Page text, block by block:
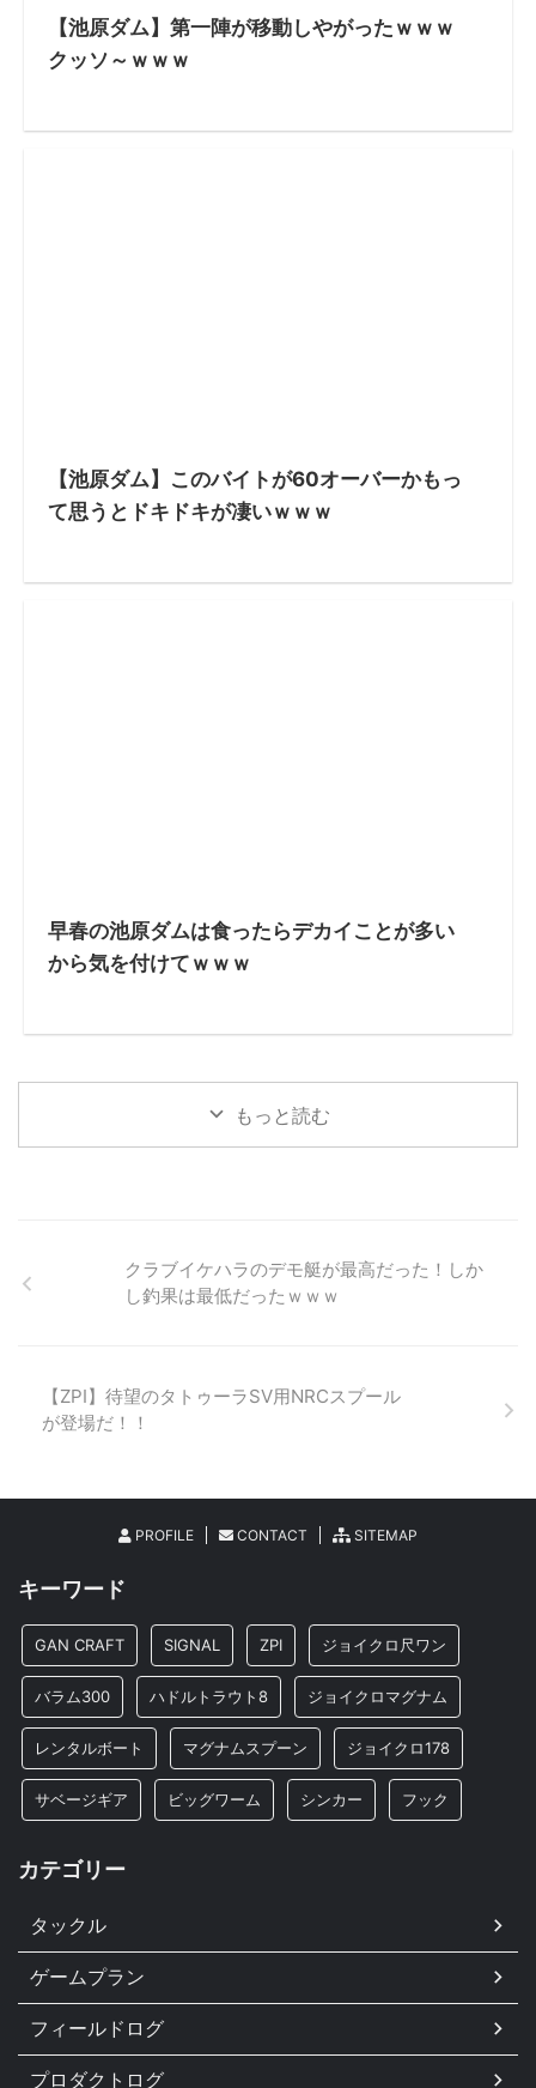
【池原ダム】第一陣が移動しやがったｗｗｗ
クッソ～ｗｗｗ
【池原ダム】このバイトが60オーバーかもっ
て思うとドキドキが凄いｗｗｗ
早春の池原ダムは食ったらデカイことが多い
から気を付けてｗｗｗ
もっと読む
クラブイケハラのデモ艇が最高だった！しか
し釣果は最低だったｗｗｗ
【ZPI】待望のタトゥーラSV用NRCスプール
が登場だ！！
PROFILE CONTACT SITEMAP
キーワード
GAN CRAFT SIGNAL ZPI ジョイクロ尺ワン
バラム300 ハドルトラウト8 ジョイクロマグナム
レンタルボート マグナムスプーン ジョイクロ178
サベージギア ビッグワーム シンカー フック
カテゴリー
タックル
ゲームプラン
フィールドログ
プロダクトログ